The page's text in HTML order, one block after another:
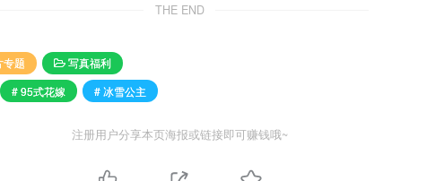
THE END
专题
写真福利
# 95式花嫁 # 冰雪公主
注册用户分享本页海报或链接即可赚钱哦~